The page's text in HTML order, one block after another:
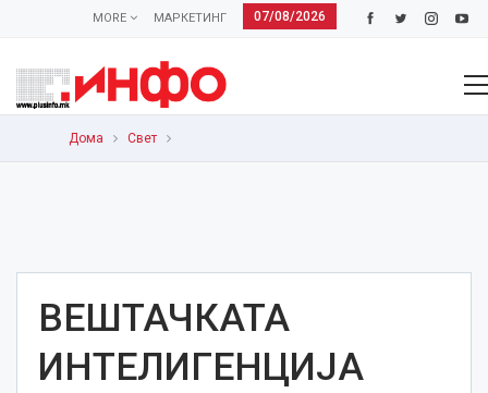
07/08/2026
МАРКЕТИНГ
MORE
Дома Свет
ВЕШТАЧКАТА
ИНТЕЛИГЕНЦИЈА